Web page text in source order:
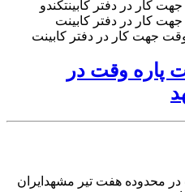
کار در دفتر کابینتکندو
کار در دفتر کابینت
جهت کار در دفتر کابینت
پاره وقت در
در محدوده هفت تیر مشهدایران